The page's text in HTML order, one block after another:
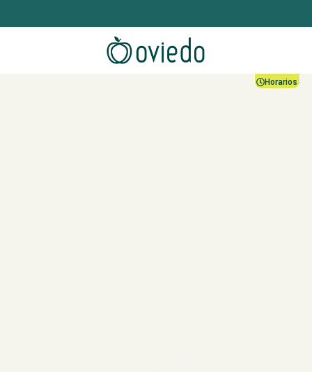
Horarios